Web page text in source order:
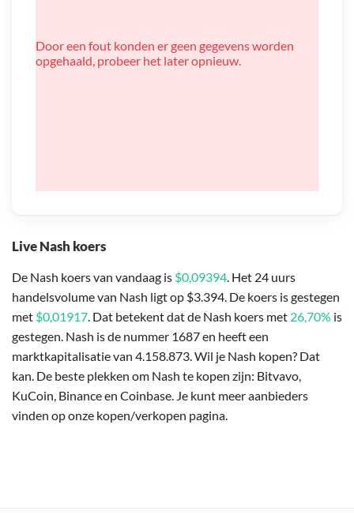
Live Nash koers
De Nash koers van vandaag is $0,09394. Het 24 uurs
handelsvolume van Nash ligt op $3.394. De koers is gestegen
met $0,01917. Dat betekent dat de Nash koers met 26,70% is
gestegen. Nash is de nummer 1687 en heeft een
marktkapitalisatie van 4.158.873. Wil je Nash kopen? Dat
kan. De beste plekken om Nash te kopen zijn: Bitvavo,
KuCoin, Binance en Coinbase. Je kunt meer aanbieders
vinden op onze kopen/verkopen pagina.
Door een fout konden er geen gegevens worden
opgehaald, probeer het later opnieuw.